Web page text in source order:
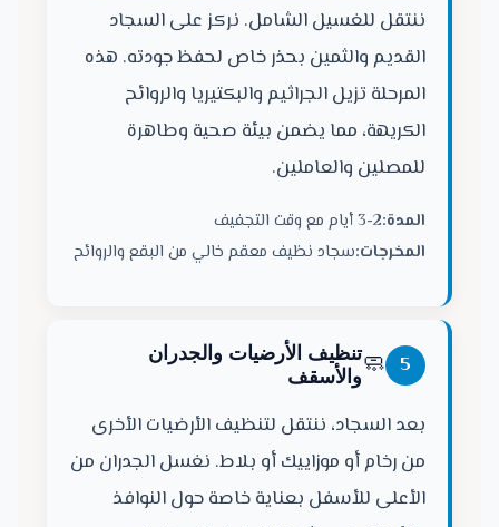
ننتقل للغسيل الشامل. نركز على السجاد
القديم والثمين بحذر خاص لحفظ جودته. هذه
المرحلة تزيل الجراثيم والبكتيريا والروائح
الكريهة، مما يضمن بيئة صحية وطاهرة
للمصلين والعاملين.
المدة:2-3 أيام مع وقت التجفيف
المخرجات:سجاد نظيف معقم خالي من البقع والروائح
5
🧼تنظيف الأرضيات والجدران
والأسقف
بعد السجاد، ننتقل لتنظيف الأرضيات الأخرى
من رخام أو موزاييك أو بلاط. نغسل الجدران من
الأعلى للأسفل بعناية خاصة حول النوافذ